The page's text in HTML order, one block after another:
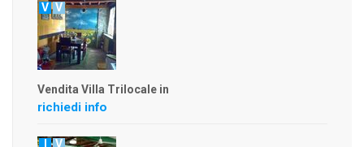
V V
Vendita Villa Trilocale in
richiedi info
V